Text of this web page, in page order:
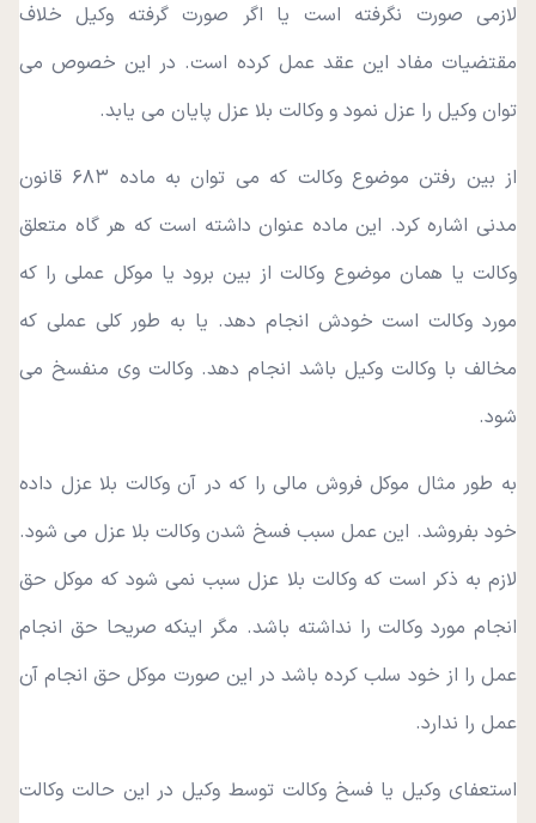
لازمی صورت نگرفته است یا اگر صورت گرفته وکیل خلاف
مقتضیات مفاد این عقد عمل کرده است. در این خصوص می
توان وکیل را عزل نمود و وکالت بلا عزل پایان می یابد.
از بین رفتن موضوع وکالت که می توان به ماده ۶۸۳ قانون
مدنی اشاره کرد. این ماده عنوان داشته است که هر گاه متعلق
وکالت یا همان موضوع وکالت از بین برود یا موکل عملی را که
مورد وکالت است خودش انجام دهد. یا به طور کلی عملی که
مخالف با وکالت وکیل باشد انجام دهد. وکالت وی منفسخ می
شود.
به طور مثال موکل فروش مالی را که در آن وکالت بلا عزل داده
خود بفروشد. این عمل سبب فسخ شدن وکالت بلا عزل می شود.
لازم به ذکر است که وکالت بلا عزل سبب نمی شود که موکل حق
انجام مورد وکالت را نداشته باشد. مگر اینکه صریحا حق انجام
عمل را از خود سلب کرده باشد در این صورت موکل حق انجام آن
عمل را ندارد.
استعفای وکیل یا فسخ وکالت توسط وکیل در این حالت وکالت